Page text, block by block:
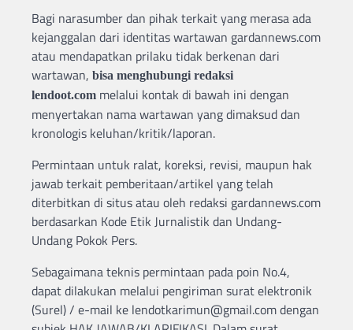
Bagi narasumber dan pihak terkait yang merasa ada
kejanggalan dari identitas wartawan gardannews.com
atau mendapatkan prilaku tidak berkenan dari
wartawan, bisa menghubungi redaksi
lendoot.com melalui kontak di bawah ini dengan
menyertakan nama wartawan yang dimaksud dan
kronologis keluhan/kritik/laporan.
Permintaan untuk ralat, koreksi, revisi, maupun hak
jawab terkait pemberitaan/artikel yang telah
diterbitkan di situs atau oleh redaksi gardannews.com
berdasarkan Kode Etik Jurnalistik dan Undang-
Undang Pokok Pers.
Sebagaimana teknis permintaan pada poin No.4,
dapat dilakukan melalui pengiriman surat elektronik
(Surel) / e-mail ke lendotkarimun@gmail.com dengan